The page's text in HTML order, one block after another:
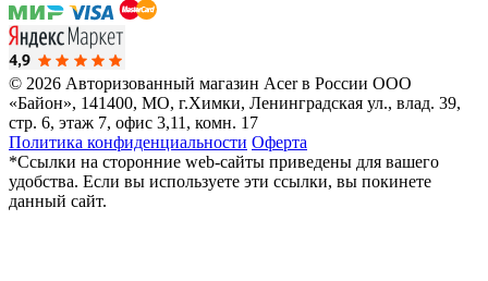
© 2026 Авторизованный магазин Acer в России ООО
«Байон», 141400, МО, г.Химки, Ленинградская ул., влад. 39,
стр. 6, этаж 7, офис 3,11, комн. 17
Политика конфиденциальности Оферта
*Ссылки на сторонние web-сайты приведены для вашего
удобства. Если вы используете эти ссылки, вы покинете
данный сайт.